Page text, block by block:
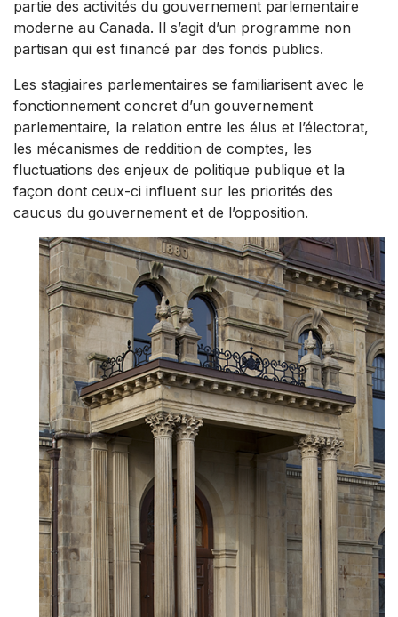
partie des activités du gouvernement parlementaire
moderne au Canada. Il s’agit d’un programme non
partisan qui est financé par des fonds publics.
Les stagiaires parlementaires se familiarisent avec le
fonctionnement concret d’un gouvernement
parlementaire, la relation entre les élus et l’électorat,
les mécanismes de reddition de comptes, les
fluctuations des enjeux de politique publique et la
façon dont ceux-ci influent sur les priorités des
caucus du gouvernement et de l’opposition.